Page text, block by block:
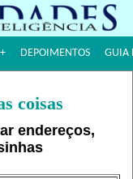
DEPOIMENTOS GUIA
coisas
endereços,